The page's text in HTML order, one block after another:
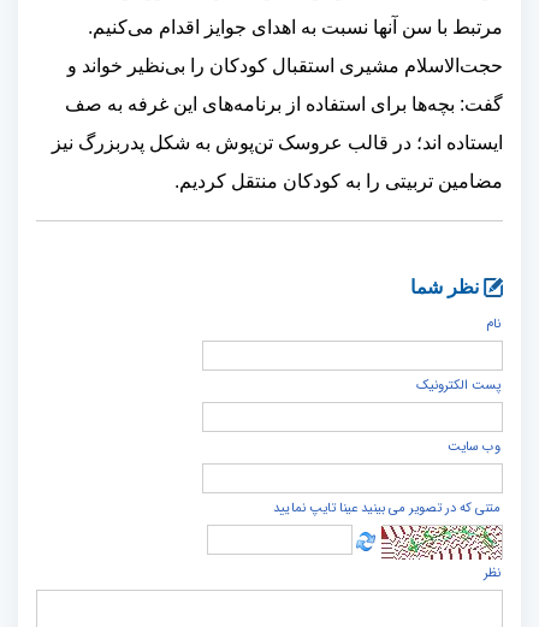
مرتبط با سن آنها نسبت به اهدای جوایز اقدام می‌کنیم.
حجت‌الاسلام مشیری استقبال کودکان را بی‌نظیر خواند و
گفت: بچه‌ها برای استفاده از برنامه‌های این غرفه به صف
ایستاده اند؛ در قالب عروسک تن‌پوش به شکل پدربزرگ نیز
مضامین تربیتی را به کودکان منتقل کردیم.
نظر شما
نام
پست الكترونيک
وب سایت
متنی که در تصویر می بینید عینا تایپ نمایید
نظر